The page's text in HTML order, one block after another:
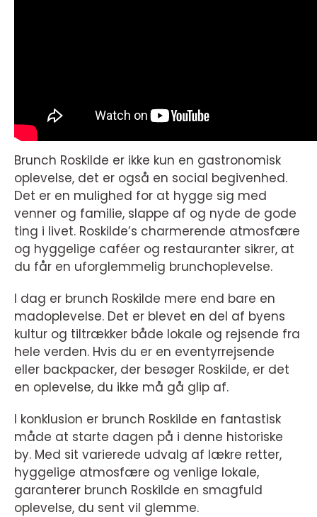
Brunch Roskilde er ikke kun en gastronomisk
oplevelse, det er også en social begivenhed.
Det er en mulighed for at hygge sig med
venner og familie, slappe af og nyde de gode
ting i livet. Roskilde’s charmerende atmosfære
og hyggelige caféer og restauranter sikrer, at
du får en uforglemmelig brunchoplevelse.
I dag er brunch Roskilde mere end bare en
madoplevelse. Det er blevet en del af byens
kultur og tiltrækker både lokale og rejsende fra
hele verden. Hvis du er en eventyrrejsende
eller backpacker, der besøger Roskilde, er det
en oplevelse, du ikke må gå glip af.
I konklusion er brunch Roskilde en fantastisk
måde at starte dagen på i denne historiske
by. Med sit varierede udvalg af lækre retter,
hyggelige atmosfære og venlige lokale,
garanterer brunch Roskilde en smagfuld
oplevelse, du sent vil glemme.